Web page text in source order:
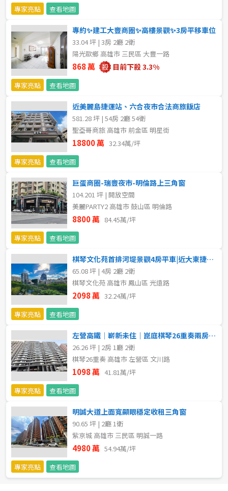
預設排序
屋齡
不拘
5 年以下
5-10 年
20-30 年
40 年以上
售價
專家亮點
查看地圖
專約✨建工大豐商圈✨高樓景觀✨3房平移車位
33.04 坪 | 3房 2廳 2衛
陽光歐鄉 高雄市 三民區 大豐一路
868 萬 目前下殺 3.3%
專家亮點 查看地圖
近美麗島捷運站、六合夜市合法商旅飯店
581.28 坪 | 54房 2廳 54衛
聖亞哥商旅 高雄市 前金區 明星街
18800 萬 32.34萬/坪
專家亮點
查看地圖
巨蛋商圈-瑞豐夜市-明倫路上三角窗
104.201 坪 | 開放空間
美麗PARTY2 高雄市 鼓山區 明倫路
8800 萬 84.45萬/坪
專家亮點
查看地圖
棋琴文化苑首排河堤景觀4房平車|近大東捷運站
65.08 坪 | 4房 2廳 2衛
棋琴文化苑 高雄市 鳳山區 光遠路
2098 萬 32.24萬/坪
專家亮點
查看地圖
左營高鐵｜嶄新未住｜崑庭棋琴26重奏兩房車位
26.26 坪 | 2房 1廳 2衛
棋琴26重奏 高雄市 左營區 文川路
1098 萬 41.81萬/坪
專家亮點
查看地圖
明誠大道上面寬顯眼穩定收租三角窗
90.65 坪 | 2廳 1衛
紫京城 高雄市 三民區 明誠一路
4980 萬 54.94萬/坪
專家亮點
查看地圖